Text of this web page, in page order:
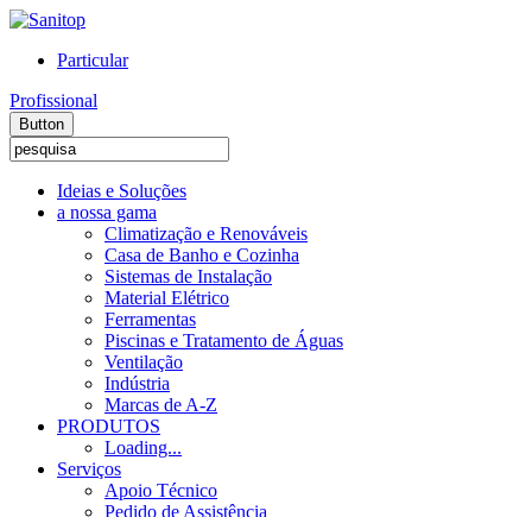
Particular
Profissional
Button
Ideias e Soluções
a nossa gama
Climatização e Renováveis
Casa de Banho e Cozinha
Sistemas de Instalação
Material Elétrico
Ferramentas
Piscinas e Tratamento de Águas
Ventilação
Indústria
Marcas de A-Z
PRODUTOS
Loading...
Serviços
Apoio Técnico
Pedido de Assistência